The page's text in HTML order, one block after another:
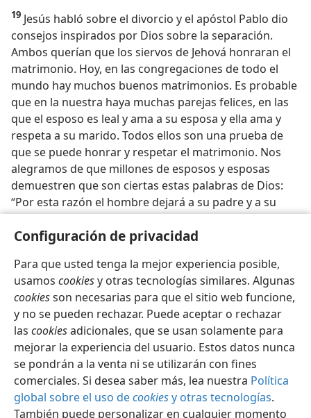
Configuración de privacidad
Para que usted tenga la mejor experiencia posible,
usamos cookiesy otras tecnologías similares. Algunas
cookiesson necesarias para que el sitio web funcione,
y no se pueden rechazar. Puede aceptar o rechazar
las cookiesadicionales, que se usan solamente para
mejorar la experiencia del usuario. Estos datos nunca
se pondrán a la venta ni se utilizarán con fines
comerciales. Si desea saber más, lea nuestra Política
global sobre el uso decookiesy otras tecnologías.
También puede personalizar en cualquier momento
19 Jesús habló sobre el divorcio y el apóstol Pablo dio
consejos inspirados por Dios sobre la separación.
Ambos querían que los siervos de Jehová honraran el
matrimonio. Hoy, en las congregaciones de todo el
mundo hay muchos buenos matrimonios. Es probable
que en la nuestra haya muchas parejas felices, en las
que el esposo es leal y ama a su esposa y ella ama y
respeta a su marido. Todos ellos son una prueba de
que se puede honrar y respetar el matrimonio. Nos
alegramos de que millones de esposos y esposas
demuestren que son ciertas estas palabras de Dios:
“Por esta razón el hombre dejará a su padre y a su
madre y se adherirá a su esposa, y los dos llegarán a
ser una sola carne” (Efes. 5:31,33).
Español Compartir Configuración
Copyright © 2026 Watch Tower Bible and Tract Society of Pennsylvania
Condiciones de uso
Política de privacidad
Configuración de privacidad
JW.ORG Iniciar sesión